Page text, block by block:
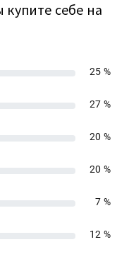
себе на
25 %
27 %
20 %
20 %
7 %
12 %